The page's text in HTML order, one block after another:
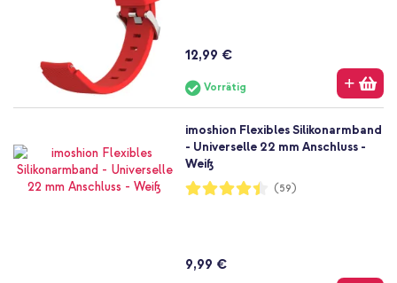
12,99 €
Vorrätig
imoshion Flexibles Silikonarmband
- Universelle 22 mm Anschluss -
Weiß
Bewertung:
89%
(59)
9,99 €